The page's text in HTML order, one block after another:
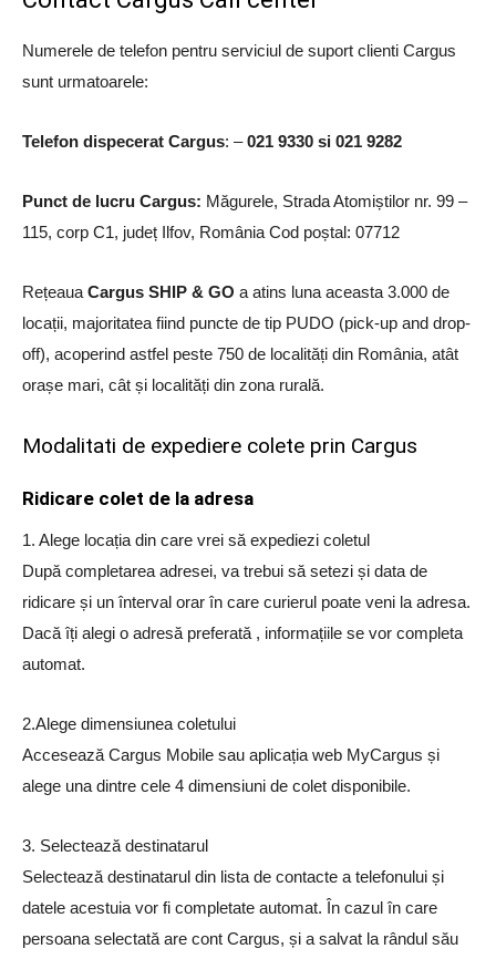
Numerele de telefon pentru serviciul de suport clienti Cargus
sunt urmatoarele:
Telefon dispecerat Cargus: –021 9330 si 021 9282
Punct de lucru Cargus: Măgurele, Strada Atomiștilor nr. 99 –
115, corp C1, județ Ilfov, România Cod poștal: 07712
Rețeaua Cargus SHIP & GO a atins luna aceasta 3.000 de
locații, majoritatea fiind puncte de tip PUDO (pick-up and drop-
off), acoperind astfel peste 750 de localități din România, atât
orașe mari, cât și localități din zona rurală.
Modalitati de expediere colete prin Cargus
Ridicare colet de la adresa
1. Alege locația din care vrei să expediezi coletul
După completarea adresei, va trebui să setezi și data de
ridicare și un înterval orar în care curierul poate veni la adresa.
Dacă îți alegi o adresă preferată , informațiile se vor completa
automat.
2.Alege dimensiunea coletului
Accesează Cargus Mobile sau aplicația web MyCargus și
alege una dintre cele 4 dimensiuni de colet disponibile.
3. Selectează destinatarul
Selectează destinatarul din lista de contacte a telefonului și
datele acestuia vor fi completate automat. În cazul în care
persoana selectată are cont Cargus, și a salvat la rândul său